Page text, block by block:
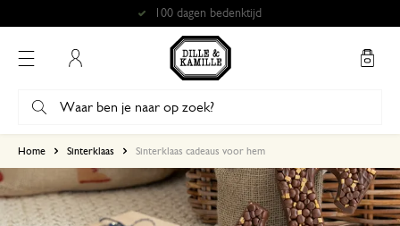
Gratis afhalen in onze winkels*
Home Sinterklaas Sinterklaas cadeaus voor hem